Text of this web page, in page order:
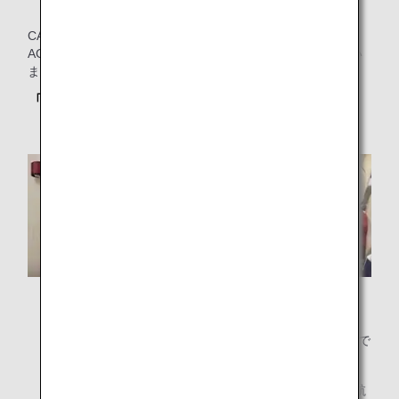
CARESのチャイルドシートには、「FAA APPROVED IN
ACCORDANCE WITH」と記載されたラベルが添付されてい
ます。
「CARES」のシートとは？
20Kg）のお子様を対象に設計された航空機用のシートで
ハーネスタイプのチャイルドシートについて、ANA運航